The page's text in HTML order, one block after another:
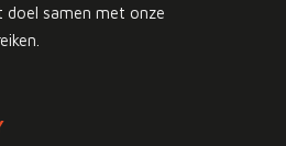
doel samen met onze